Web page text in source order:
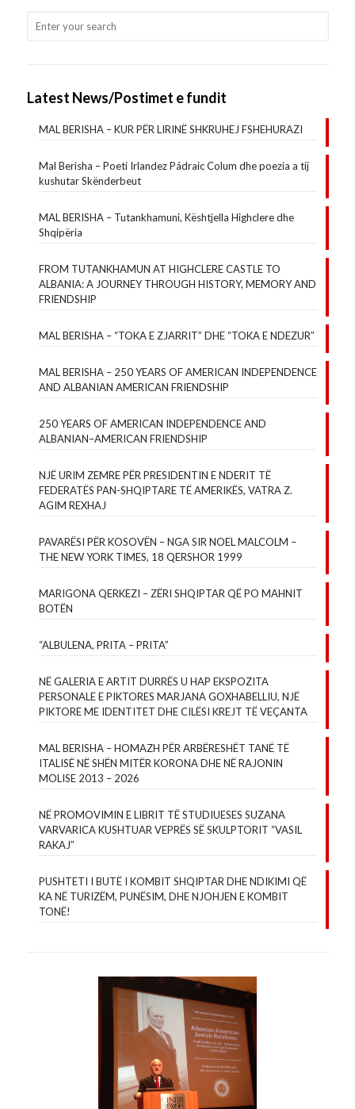
Latest News/Postimet e fundit
MAL BERISHA – KUR PËR LIRINË SHKRUHEJ FSHEHURAZI
Mal Berisha – Poeti Irlandez Pádraic Colum dhe poezia a tij
kushutar Skënderbeut
MAL BERISHA – Tutankhamuni, Kështjella Highclere dhe
Shqipëria
FROM TUTANKHAMUN AT HIGHCLERE CASTLE TO
ALBANIA: A JOURNEY THROUGH HISTORY, MEMORY AND
FRIENDSHIP
MAL BERISHA – “TOKA E ZJARRIT” DHE “TOKA E NDEZUR”
MAL BERISHA – 250 YEARS OF AMERICAN INDEPENDENCE
AND ALBANIAN AMERICAN FRIENDSHIP
250 YEARS OF AMERICAN INDEPENDENCE AND
ALBANIAN–AMERICAN FRIENDSHIP
NJË URIM ZEMRE PËR PRESIDENTIN E NDERIT TË
FEDERATËS PAN-SHQIPTARE TË AMERIKËS, VATRA Z.
AGIM REXHAJ
PAVARËSI PËR KOSOVËN – NGA SIR NOEL MALCOLM –
THE NEW YORK TIMES, 18 QERSHOR 1999
MARIGONA QERKEZI – ZËRI SHQIPTAR QË PO MAHNIT
BOTËN
“ALBULENA, PRITA – PRITA”
NË GALERIA E ARTIT DURRËS U HAP EKSPOZITA
PERSONALE E PIKTORES MARJANA GOXHABELLIU, NJË
PIKTORE ME IDENTITET DHE CILËSI KREJT TË VEÇANTA
MAL BERISHA – HOMAZH PËR ARBËRESHËT TANË TË
ITALISË NË SHËN MITËR KORONA DHE NË RAJONIN
MOLISE 2013 – 2026
NË PROMOVIMIN E LIBRIT TË STUDIUESES SUZANA
VARVARICA KUSHTUAR VEPRËS SË SKULPTORIT “VASIL
RAKAJ”
PUSHTETI I BUTË I KOMBIT SHQIPTAR DHE NDIKIMI QË
KA NË TURIZËM, PUNËSIM, DHE NJOHJEN E KOMBIT
TONË!